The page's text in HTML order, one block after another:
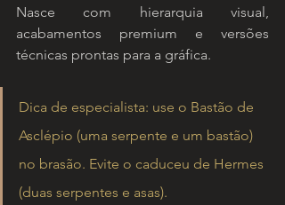
Nasce com hierarquia visual,
acabamentos premium e versões
técnicas prontas para a gráfica.
Dica de especialista: use o Bastão de
Asclépio (uma serpente e um bastão)
no brasão. Evite o caduceu de Hermes
(duas serpentes e asas).